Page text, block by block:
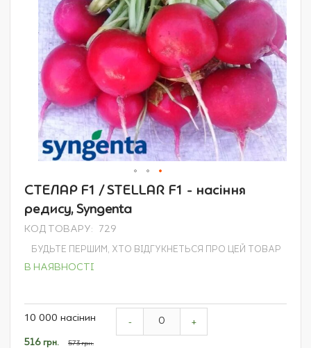
Перейти
початку
галереї
СТЕЛАР F1 / STELLAR F1 - насіння
редису, Syngenta
КОД ТОВАРУ 729
БУДЬТЕ ПЕРШИМ, ХТО ВІДГУКНЕТЬСЯ ПРО ЦЕЙ ТОВАР
В НАЯВНОСТІ
product
10 000 насінин
Спеціальна
516 грн. 573 грн.
- +